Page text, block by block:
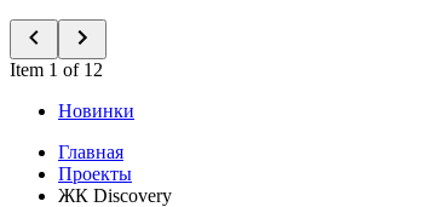
Item 1 of 12
Новинки
Главная
Проекты
ЖК Discovery